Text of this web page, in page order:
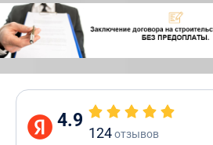
4.9
124отзывов